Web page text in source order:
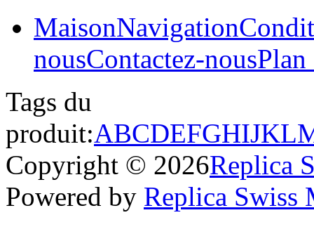
MaisonNavigation
nousContactez-nousPlan
Tags du
produit:ABCDEFGHIJKL
Copyright © 2026Replica
Powered by Replica Swiss